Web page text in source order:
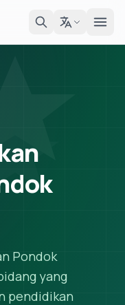
Pondok
yang
pendidikan